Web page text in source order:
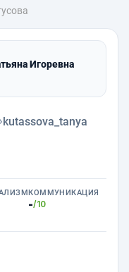
Игоревна
›kutassova_tanya
КОММУНИКАЦИЯ
-/10